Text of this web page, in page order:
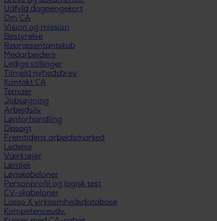
Udfyld dagpengekort
Om CA
Vision og mission
Bestyrelse
Repræsentantskab
Medarbejdere
Ledige stillinger
Tilmeld nyhedsbrev
Kontakt CA
Temaer
Jobsøgning
Arbejdsliv
Lønforhandling
Opsagt
Fremtidens arbejdsmarked
Ledelse
Værktøjer
Løntjek
Lønskabeloner
Personprofil og logisk test
CV-skabeloner
Lasso X virksomhedsdatabase
Kompetenceudv.